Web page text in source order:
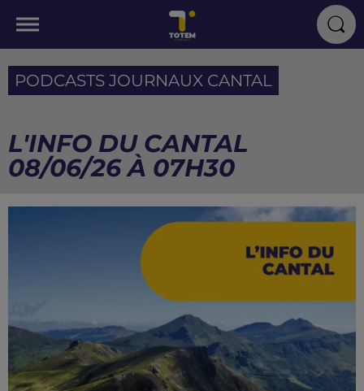
PODCASTS JOURNAUX CANTAL
L'INFO DU CANTAL
08/06/26 À 07H30